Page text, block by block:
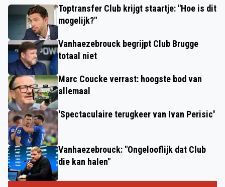
Toptransfer Club krijgt staartje: "Hoe is dit
mogelijk?"
Vanhaezebrouck begrijpt Club Brugge
totaal niet
Marc Coucke verrast: hoogste bod van
allemaal
'Spectaculaire terugkeer van Ivan Perisic'
Vanhaezebrouck: "Ongelooflijk dat Club
die kan halen"